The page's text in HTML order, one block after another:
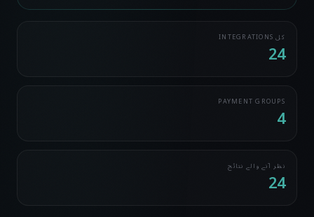
کل INTEGRATIONS
24
PAYMENT GROUPS
4
نظر آنے والے نتائج
24